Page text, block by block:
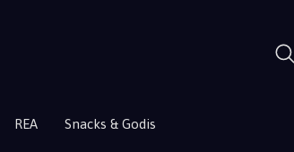
REA Snacks & Godis